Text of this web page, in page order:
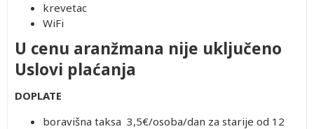
krevetac
WiFi
U cenu aranžmana nije uključeno
Uslovi plaćanja
DOPLATE
boravišna taksa 3,5€/osoba/dan za starije od 12